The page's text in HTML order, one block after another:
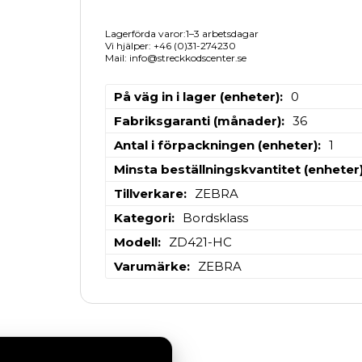
Lagerförda varor:1–3 arbetsdagar
Vi hjälper: +46 (0)31-274230
Mail: info@streckkodscenter.se
På väg in i lager (enheter)
0
Fabriksgaranti (månader)
36
Antal i förpackningen (enheter)
1
Minsta beställningskvantitet
Tillverkare
ZEBRA
Kategori
Bordsklass
Modell
ZD421-HC
Varumärke
ZEBRA